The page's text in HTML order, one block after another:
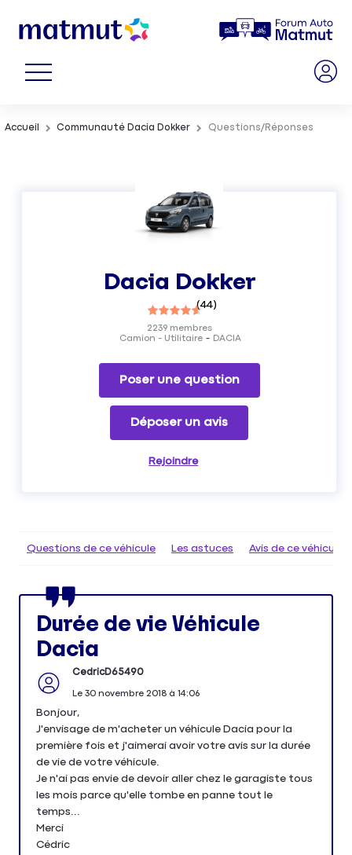
Accueil Communauté Dacia Dokker Questions/Réponses
Dacia Dokker
(44)
Camion - Utilitaire DACIA
2239membres
Poser une question
Déposer un avis
Rejoindre
Questions de ce véhicule Les astuces Avis de ce véhicule
Durée de vie Véhicule
Dacia
CedricD65490
Le 30 novembre 2018à 14:06
Bonjour,
J'envisage de m'acheter un véhicule Dacia pour la
première fois et j'aimerai avoir votre avis sur la durée
de vie de votre véhicule.
Je n'ai pas envie de devoir aller chez le garagiste tous
les mois parce qu'elle tombe en panne tout le
temps...
Merci
Cédric